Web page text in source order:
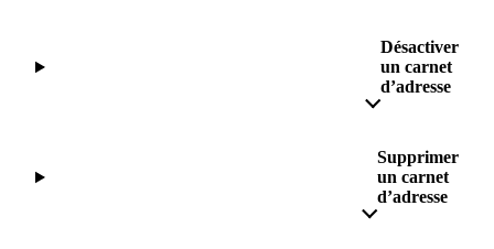
Désactiver
un carnet
d’adresse
Supprimer
un carnet
d’adresse